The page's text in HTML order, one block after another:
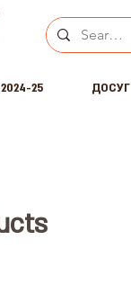
25 ДОСУГ